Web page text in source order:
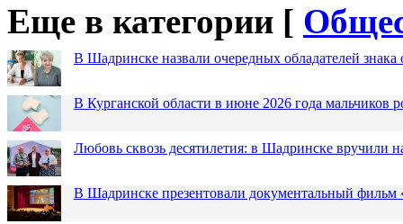
Еще в категории [
В Шадринске назвали очередных обладателей знака
В Курганской области в июне 2026 года мальчиков
Любовь сквозь десятилетия: в Шадринске вручили
В Шадринске презентовали документальный